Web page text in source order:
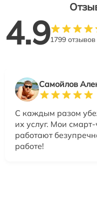
4.91799 отзывов
Самойлов
С каждым разом
их услуг. Мои
работают
работе!